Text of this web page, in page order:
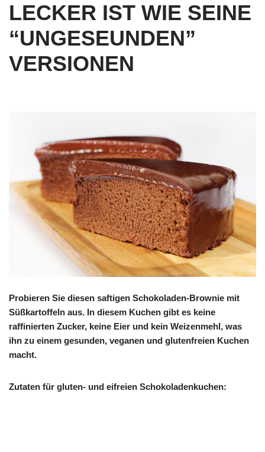
LECKER IST WIE SEINE
“UNGESEUNDEN”
VERSIONEN
Probieren Sie diesen saftigen Schokoladen-Brownie mit
Süßkartoffeln aus. In diesem Kuchen gibt es keine
raffinierten Zucker, keine Eier und kein Weizenmehl, was
ihn zu einem gesunden, veganen und glutenfreien Kuchen
macht.
Zutaten für gluten- und eifreien Schokoladenkuchen: